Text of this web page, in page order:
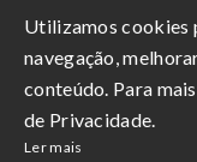
Cadeia produtiva
Aumento da
complementando
Utilizamos cookies
navegação,
conteúdo. Para
de Privacidade.
Ler mais